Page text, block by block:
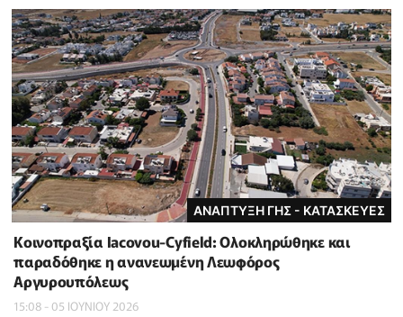
ΑΝΑΠΤΥΞΗ ΓΗΣ - ΚΑΤΑΣΚΕΥΕΣ
Κοινοπραξία Iacovou-Cyfield: Ολοκληρώθηκε και
παραδόθηκε η ανανεωμένη Λεωφόρος
Αργυρουπόλεως
15:08 - 05 ΙΟΥΝΙΟΥ 2026